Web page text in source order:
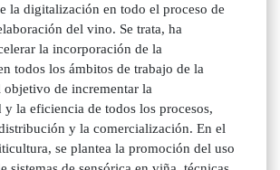
la digitalización en todo el proceso de
del vino. Se trata, ha
la incorporación de la
todos los ámbitos de trabajo de la
objetivo de incrementar la
la eficiencia de todos los procesos,
y la comercialización. En el
se plantea la promoción del uso